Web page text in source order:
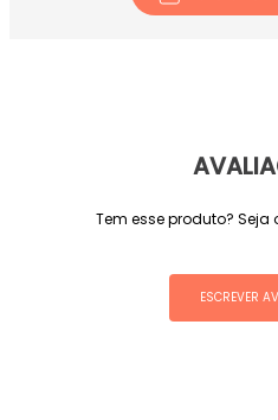
Tem esse produto?
ESCREVER